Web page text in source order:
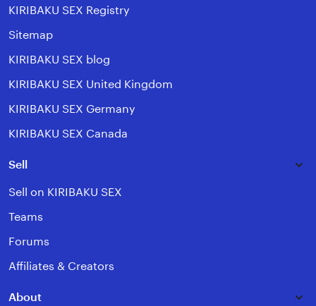
KIRIBAKU SEX Registry
Sitemap
KIRIBAKU SEX blog
KIRIBAKU SEX United Kingdom
KIRIBAKU SEX Germany
KIRIBAKU SEX Canada
Sell
Sell on KIRIBAKU SEX
Teams
Forums
Affiliates & Creators
About